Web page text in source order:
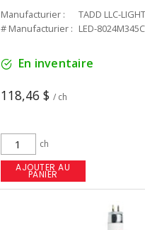
Manufacturier :
TADD LLC-
# Manufacturier : LED-
En inventaire
118,46 $ / ch
ch
AJOUTER AU
PANIER